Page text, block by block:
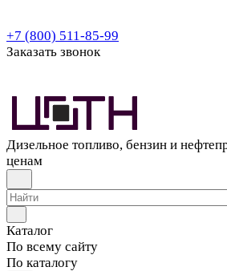
+7 (800) 511-85-99
Заказать звонок
Дизельное топливо, бензин и
ценам
Каталог
По всему сайту
По каталогу